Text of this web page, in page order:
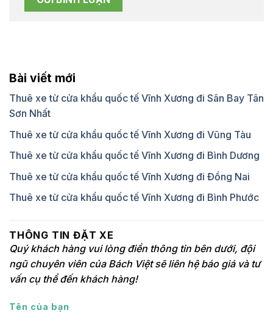
Bài viết mới
Thuê xe từ cửa khẩu quốc tế Vĩnh Xương đi Sân Bay Tân
Sơn Nhất
Thuê xe từ cửa khẩu quốc tế Vĩnh Xương đi Vũng Tàu
Thuê xe từ cửa khẩu quốc tế Vĩnh Xương đi Bình Dương
Thuê xe từ cửa khẩu quốc tế Vĩnh Xương đi Đồng Nai
Thuê xe từ cửa khẩu quốc tế Vĩnh Xương đi Bình Phước
THÔNG TIN ĐẶT XE
Quý khách hàng vui lòng điền thông tin bên dưới, đội
ngũ chuyên viên của Bách Việt sẽ liên hệ báo giá và tư
vấn cụ thể đến khách hàng!
Tên của bạn